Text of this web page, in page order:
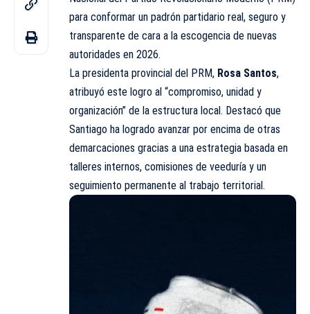
para conformar un padrón partidario real, seguro y
transparente de cara a la escogencia de nuevas
autoridades en 2026.
La presidenta provincial del PRM, Rosa Santos,
atribuyó este logro al “compromiso, unidad y
organización” de la estructura local. Destacó que
Santiago ha logrado avanzar por encima de otras
demarcaciones gracias a una estrategia basada en
talleres internos, comisiones de veeduría y un
seguimiento permanente al trabajo territorial.